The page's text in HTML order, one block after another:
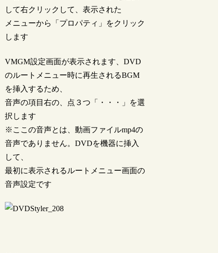
して右クリックして、表示された
メニューから「プロパティ」をクリック
します
VMGM設定画面が表示されます、DVD
のルートメニュー時に再生されるBGM
を挿入するため、
音声の項目右の、点３つ「・・・」を選
択します
※ここの音声とは、動画ファイルmp4の
音声でありません。DVDを機器に挿入
して、
最初に表示されるルートメニュー画面の
音声設定です